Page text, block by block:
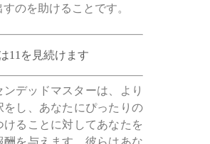
すのを助けることです。
11を見続けます
ンデッドマスターは、より
をし、あなたにぴったりの
けることに対してあなたを
酬を与えます。彼らはあな